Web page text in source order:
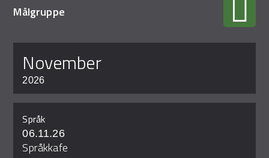
Målgruppe
november
2026
Språk
06.11.26
Språkkafe